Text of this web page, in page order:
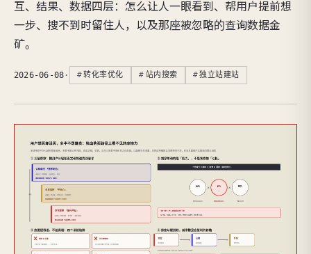
互、结果、数据四层：怎么让人一眼看到、帮用户提前想
一步、搜不到时留住人，以及那座被忽略的查询数据金
矿。
2026-06-08 · 转化率优化 站内搜索 独立站建站